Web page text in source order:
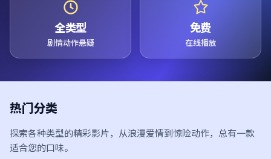
全类型
剧情动作悬疑
免费
在线播放
热门分类
探索各种类型的精彩影片，从浪漫爱情到惊险动作，总有一款
适合您的口味。